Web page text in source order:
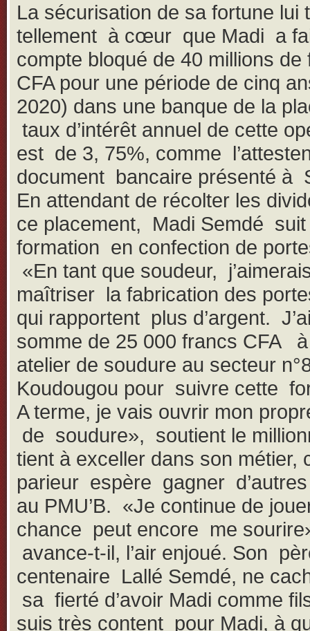
La sécurisation de sa fortune lui
tellement à cœur que Madi a
compte bloqué de 40 millions de
CFA pour une période de cinq
2020) dans une banque de la
taux d’intérêt annuel de cette
est de 3, 75%, comme
document bancaire présenté à
En attendant de récolter les
ce placement, Madi Semdé
formation en confection de
«En tant que soudeur,
maîtriser la fabrication des
qui rapportent plus d’argent.
somme de 25 000 francs CFA
atelier de soudure au secteur
Koudougou pour suivre cette
A terme, je vais ouvrir mon
de soudure», soutient le
tient à exceller dans son métier,
parieur espère gagner
au PMU’B. «Je continue de
chance peut encore me
avance-t-il, l’air enjoué. Son
centenaire Lallé Semdé, ne
sa fierté d’avoir Madi comme
suis très content pour Madi, à